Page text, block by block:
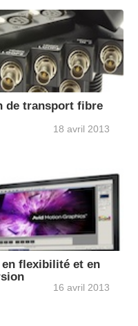
de transport fibre
18 avril 2013
flexibilité et en
16 avril 2013